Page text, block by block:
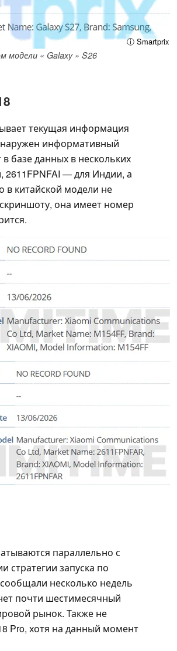
ⓘ Smartprix
модели « Galaxy » S26
текущая информация
информативный
базе данных в нескольких
2611FPNFAI — для Индии, а
в китайской модели не
она имеет номер
параллельно с
стратегии запуска по
несколько недель
почти шестимесячный
рынок. Также не
Pro, хотя на данный момент